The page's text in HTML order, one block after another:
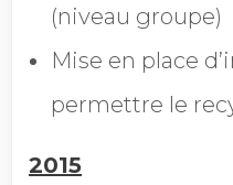
(niveau groupe)
Mise en place
permettre le
2015